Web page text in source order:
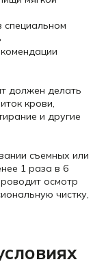
специальном
должен делать
крови,
и другие
съемных или
1 раза в 6
осмотр
чистку,